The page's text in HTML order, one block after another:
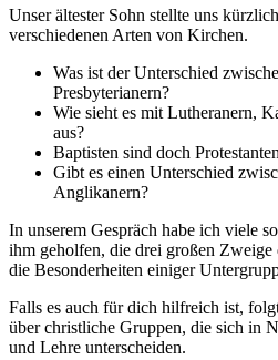
Unser ältester Sohn stellte uns
verschiedenen Arten von Kirchen.
Was ist der Unterschied
Presbyterianern?
Wie sieht es mit Lutheranern,
aus?
Baptisten sind doch
Gibt es einen Unterschied
Anglikanern?
In unserem Gespräch habe ich viele
ihm geholfen, die drei großen
die Besonderheiten einiger
Falls es auch für dich hilfreich ist,
über christliche Gruppen, die sich in
und Lehre unterscheiden.